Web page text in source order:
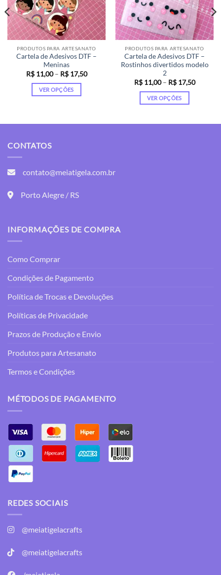
PRODUTOS PARA ARTESANATO
Cartela de Adesivos DTF –
Meninas
R$11,00 – R$17,50Faixa
VER OPÇÕES
podem
escolhidas
do
PRODUTOS PARA ARTESANATO
Cartela de Adesivos DTF –
Rostinhos divertidos modelo
2
R$11,00 – R$17,50Faixa
VER OPÇÕES
CONTATOS
contato@meiatigela.com.br
Porto Alegre / RS
INFORMAÇÕES DE COMPRA
Como Comprar
Condições de Pagamento
Política de Trocas e Devoluções
Políticas de Privacidade
Prazos de Produção e Envio
Produtos para Artesanato
Termos e Condições
MÉTODOS DE PAGAMENTO
REDES SOCIAIS
@meiatigelacrafts
@meiatigelacrafts